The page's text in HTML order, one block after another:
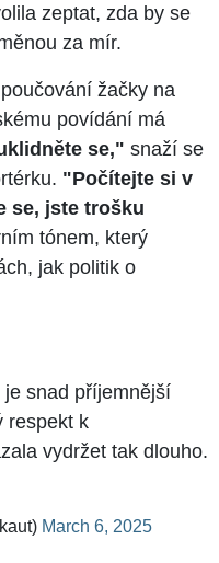
zeptat, zda by se
za mír.
žačky na
povídání má
se," snaží se
"Počítejte si v
se, jste trošku
tónem, který
jak politik o
je snad příjemnější
respekt k
vydržet tak dlouho.
March 6, 2025